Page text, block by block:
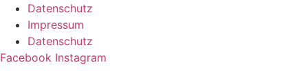
Datenschutz
Impressum
Datenschutz
Facebook Instagram